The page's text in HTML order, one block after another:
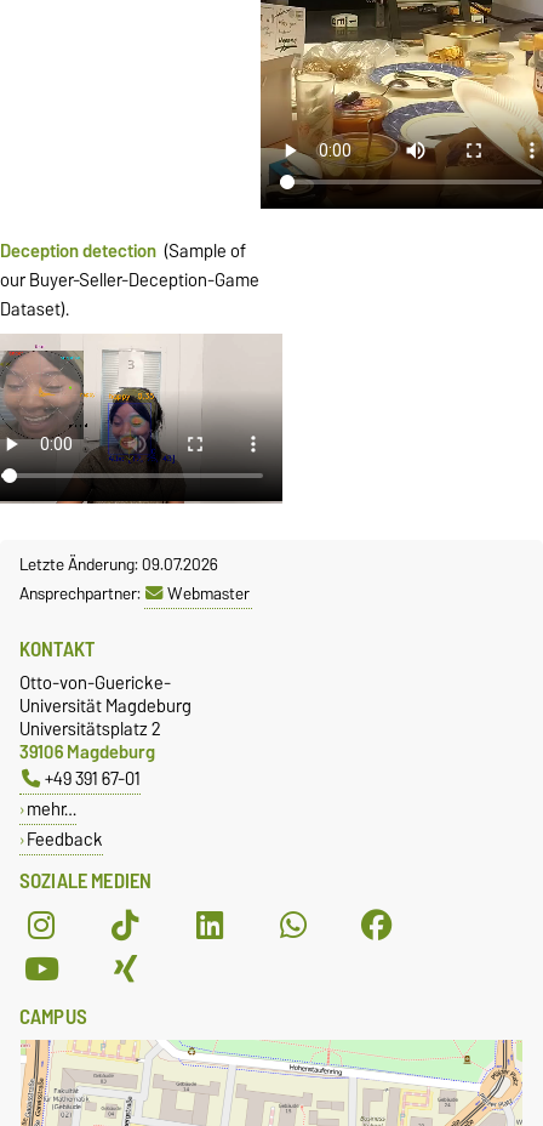
Deception detection (Sample of
our Buyer-Seller-Deception-Game
Dataset).
Letzte Änderung: 09.07.2026
Ansprechpartner:
Webmaster
SOZIALE MEDIEN
KONTAKT
Otto-von-Guericke-
Universität Magdeburg
Universitätsplatz 2
39106 Magdeburg
+49 391 67-01
mehr…
Feedback
CAMPUS